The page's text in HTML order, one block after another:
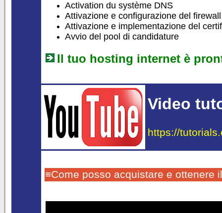
Activation du système DNS
Attivazione e configurazione del firewall
Attivazione e implementazione del
Avvio del pool di candidature
Il tuo hosting internet è
Video
https://
≡Come posso acquistare e ottenere